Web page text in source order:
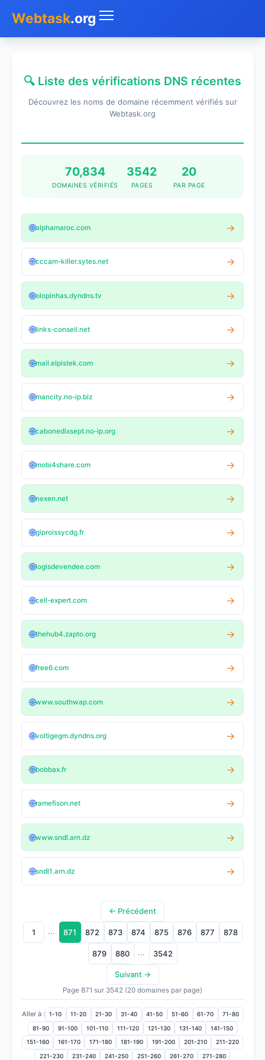
Webtask.org
Whois
SMS Gratuit
🔍 Liste des vérifications DNS récentes
Découvrez les noms de domaine récemment vérifiés sur
Webtask.org
70,834
DOMAINES VÉRIFIÉS
3542
PAGES
20
PAR PAGE
🌐alphamaroc.com →
🌐cccam-killer.sytes.net →
🌐olopinhas.dyndns.tv →
🌐links-conseil.net →
🌐mail.elpistek.com →
🌐mancity.no-ip.biz →
🌐cabonedixsept.no-ip.org →
🌐mobi4share.com →
🌐nexen.net →
🌐giproissycdg.fr →
🌐logisdevendee.com →
🌐cell-expert.com →
🌐thehub4.zapto.org →
🌐free6.com →
🌐www.southwap.com →
🌐voltigegm.dyndns.org →
🌐bobbax.fr →
🌐ramefison.net →
🌐www.sndl.arn.dz →
🌐sndl1.arn.dz →
← Précédent
1 ... 871 872 873 874 875 876 877 878
879 880 ... 3542
Suivant →
Page 871 sur 3542 (20 domaines par page)
Aller à : 1-10 11-20 21-30 31-40 41-50 51-60 61-70 71-80
81-90 91-100 101-110 111-120 121-130 131-140 141-150
151-160 161-170 171-180 181-190 191-200 201-210 211-220
221-230 231-240 241-250 251-260 261-270 271-280